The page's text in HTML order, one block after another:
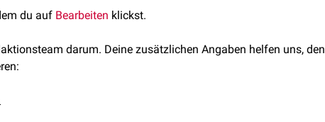
du auf Bearbeiten klickst.
darum. Deine zusätzlichen Angaben helfen uns, den